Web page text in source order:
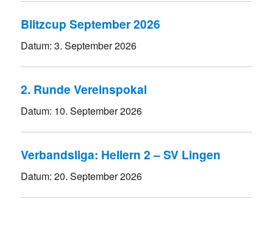
Blitzcup September 2026
Datum:3. September 2026
2. Runde Vereinspokal
Datum: 10. September 2026
Verbandsliga: Hellern 2 – SV Lingen
Datum:20. September 2026